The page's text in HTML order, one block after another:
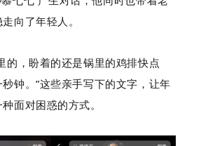
向了年轻人。
的，盼着的还是锅里的鸡排快点
钟。”这些亲手写下的文字，让年
面对困惑的方式。